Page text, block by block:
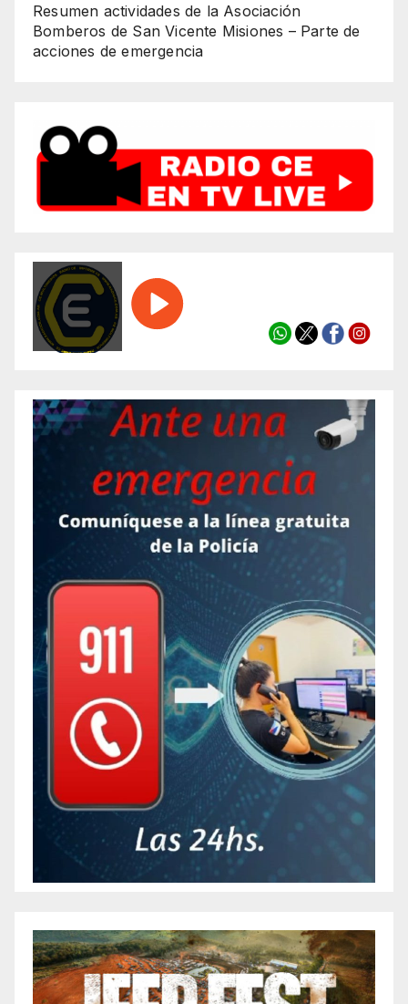
Resumen actividades de la Asociación
Bomberos de San Vicente Misiones – Parte de
acciones de emergencia